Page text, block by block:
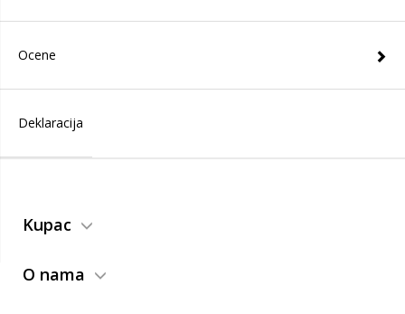
Ocene
Deklaracija
Kupac
O nama